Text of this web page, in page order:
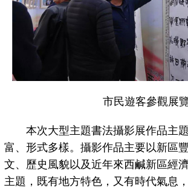
市民遊客參觀展
本次大型主題書法攝影展作品主題
富、形式多樣。攝影作品主要以新區
文、歷史風貌以及近年來西鹹新區經
主題，既有地方特色，又有時代氣息